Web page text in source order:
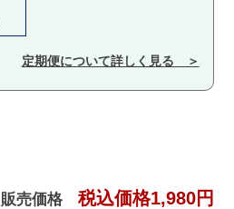
定期便について詳しく見る ＞
販売価格 税込価格1,980円